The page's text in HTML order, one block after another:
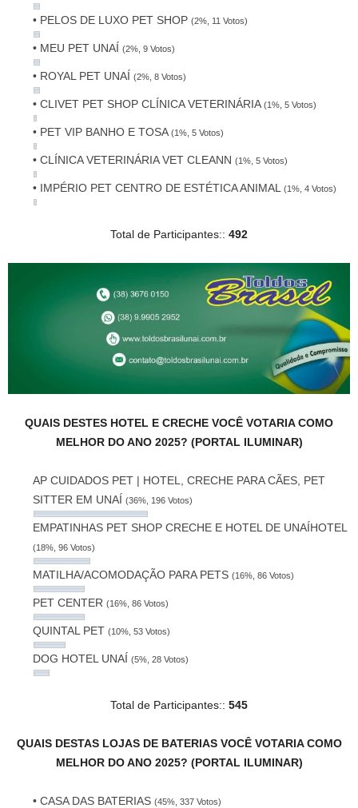
• PELOS DE LUXO PET SHOP (2%, 11 Votos)
• MEU PET UNAÍ (2%, 9 Votos)
• ROYAL PET UNAÍ (2%, 8 Votos)
• CLIVET PET SHOP CLÍNICA VETERINÁRIA(1%, 5 Votos)
• PET VIP BANHO E TOSA(1%, 5 Votos)
• CLÍNICA VETERINÁRIA VET CLEANN (1%, 5 Votos)
• IMPÉRIO PET CENTRO DE ESTÉTICA ANIMAL (1%, 4 Votos)
Total de Participantes:: 492
QUAIS DESTES HOTEL E CRECHE VOCÊ VOTARIA COMO
MELHOR DO ANO 2025? (PORTAL ILUMINAR)
AP CUIDADOS PET | HOTEL, CRECHE PARA CÃES, PET
SITTER EM UNAÍ (36%, 196 Votos)
EMPATINHAS PET SHOP CRECHE E HOTEL DE UNAÍHOTEL
(18%, 96 Votos)
MATILHA/ACOMODAÇÃO PARA PETS (16%, 86 Votos)
PET CENTER (16%, 86 Votos)
QUINTAL PET (10%, 53 Votos)
DOG HOTEL UNAÍ (5%, 28 Votos)
Total de Participantes:: 545
QUAIS DESTAS LOJAS DE BATERIAS VOCÊ VOTARIA COMO
MELHOR DO ANO 2025? (PORTAL ILUMINAR)
• CASA DAS BATERIAS (45%, 337 Votos)